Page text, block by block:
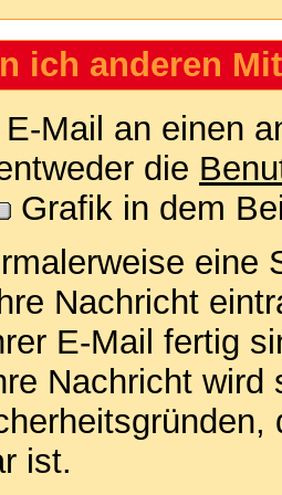
ich anderen
Mail an einen
die
Grafik in dem
eine
Nachricht
E-Mail fertig
Nachricht
ist.